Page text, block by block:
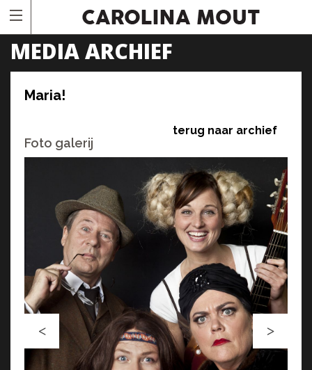
MEDIA ARCHIEF
Maria!
terug naar archief
Foto galerij